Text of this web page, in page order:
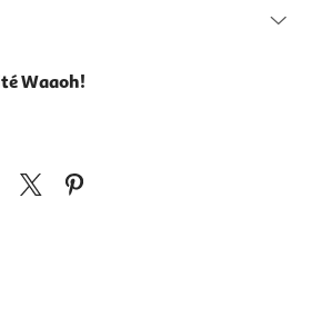
Waaoh!